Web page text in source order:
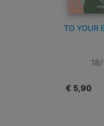
TO YOUR
€ 5,90